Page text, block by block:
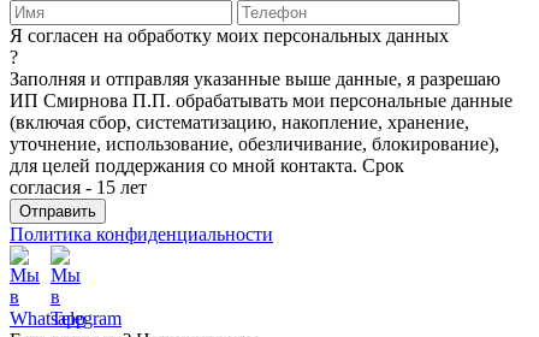
Я согласен на обработку моих персональных данных
?
Заполняя и отправляя указанные выше данные, я разрешаю
ИП Смирнова П.П. обрабатывать мои персональные данные
(включая сбор, систематизацию, накопление, хранение,
уточнение, использование, обезличивание, блокирование),
для целей поддержания со мной контакта. Срок
согласия - 15 лет
Политика конфиденциальности